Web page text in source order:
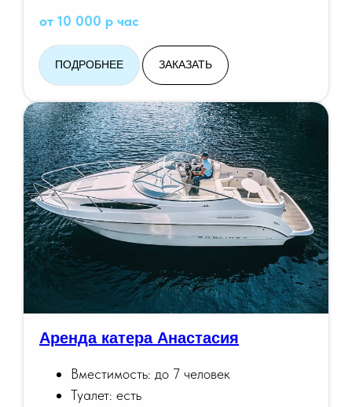
от 10 000 р час
ПОДРОБНЕЕ ЗАКАЗАТЬ
Аренда катера Анастасия
Вместимость: до 7 человек
Туалет: есть